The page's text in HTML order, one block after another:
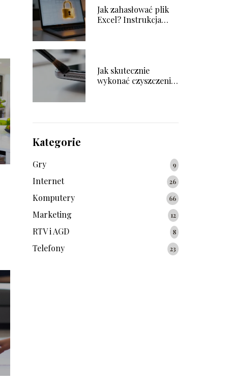
Jak zahasłować plik
Excel? Instrukcja
Jak skutecznie
wykonać czyszczenie
Kategorie
Gry 9
Internet 26
Komputery 66
Marketing 12
RTV i AGD 8
Telefony 23